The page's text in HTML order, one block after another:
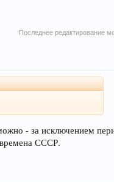
Последнее редактирование
- за исключением
СССР.